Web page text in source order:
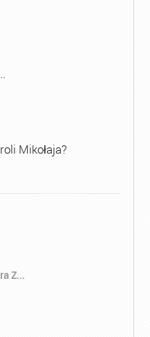
Mikołaja?
Z...